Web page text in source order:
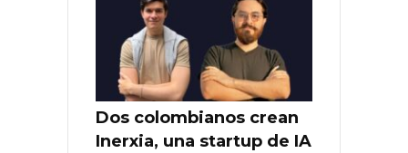
Dos colombianos crean
Inerxia, una startup de IA